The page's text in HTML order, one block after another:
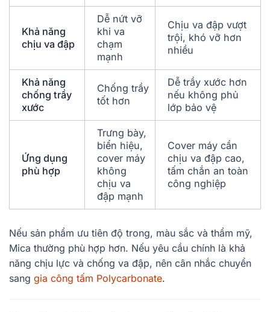
Khả năng
chịu va đập
Dễ nứt vỡ
khi va
chạm
mạnh
Chịu va đập vượt
trội, khó vỡ hơn
nhiều
Khả năng
chống trầy
xước
Chống trầy
tốt hơn
Dễ trầy xước hơn
nếu không phủ
lớp bảo vệ
Ứng dụng
phù hợp
Trưng bày,
biển hiệu,
cover máy
không
chịu va
đập mạnh
Cover máy cần
chịu va đập cao,
tấm chắn an toàn
công nghiệp
Nếu sản phẩm ưu tiên độ trong, màu sắc và thẩm mỹ,
Mica thường phù hợp hơn. Nếu yêu cầu chính là khả
năng chịu lực và chống va đập, nên cân nhắc chuyển
sang gia công tấm Polycarbonate.